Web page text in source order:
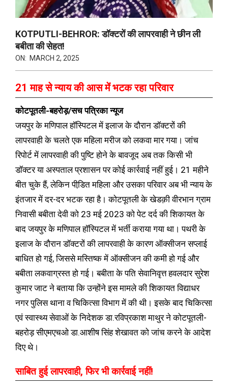
KOTPUTLI-BEHROR: डॉक्टरों की लापरवाही ने छीन ली
बबीता की सेहत!
ON: MARCH 2, 2025
21 माह से न्याय की आस में भटक रहा परिवार
कोटपूतली-बहरोड़/सच पत्रिका न्यूज
जयपुर के मणिपाल हॉस्पिटल में इलाज के दौरान डॉक्टरों की
लापरवाही के चलते एक महिला मरीज को लकवा मार गया। जांच
रिपोर्ट में लापरवाही की पुष्टि होने के बावजूद अब तक किसी भी
डॉक्टर या अस्पताल प्रशासन पर कोई कार्रवाई नहीं हुई। 21 महीने
बीत चुके हैं, लेकिन पीडि़त महिला और उसका परिवार अब भी न्याय के
इंतजार में दर-दर भटक रहा है। कोटपूतली के खेडक़ी वीरभान ग्राम
निवासी बबीता देवी को 23 मई 2023 को पेट दर्द की शिकायत के
बाद जयपुर के मणिपाल हॉस्पिटल में भर्ती कराया गया था। पथरी के
इलाज के दौरान डॉक्टरों की लापरवाही के कारण ऑक्सीजन सप्लाई
बाधित हो गई, जिससे मस्तिष्क में ऑक्सीजन की कमी हो गई और
बबीता लकवाग्रस्त हो गई। बबीता के पति सेवानिवृत्त हवलदार सुरेश
कुमार जाट ने बताया कि उन्होंने इस मामले की शिकायत विद्याधर
नगर पुलिस थाना व चिकित्सा विभाग में की थी। इसके बाद चिकित्सा
एवं स्वास्थ्य सेवाओं के निदेशक डा.रविप्रकाश माथुर ने कोटपूतली-
बहरोड़ सीएमएचओ डा.आशीष सिंह शेखावत को जांच करने के आदेश
दिए थे।
साबित हुई लापरवाही, फिर भी कार्रवाई नहीं!